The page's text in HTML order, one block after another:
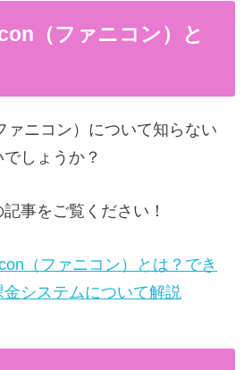
（ファニコン）と
ァニコン）について知らない
しょうか？
事をご覧ください！
（ファニコン）とは？でき
システムについて解説